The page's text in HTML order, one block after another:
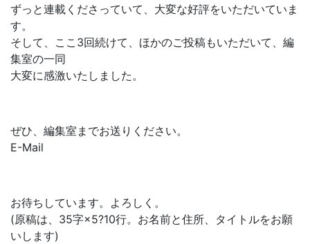
ずっと連載くださっていて、大変な好評をいただいていま
す。
そして、ここ3回続けて、ほかのご投稿もいただいて、編
集室の一同
大変に感激いたしました。
ぜひ、編集室までお送りください。
E-Mail
お待ちしています。よろしく。
(原稿は、35字×5?10行。お名前と住所、タイトルをお願
いします)